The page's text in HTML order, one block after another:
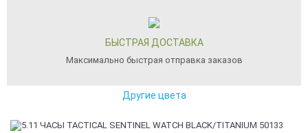
БЫСТРАЯ ДОСТАВКА
Максимально быстрая отправка заказов
Другие цвета